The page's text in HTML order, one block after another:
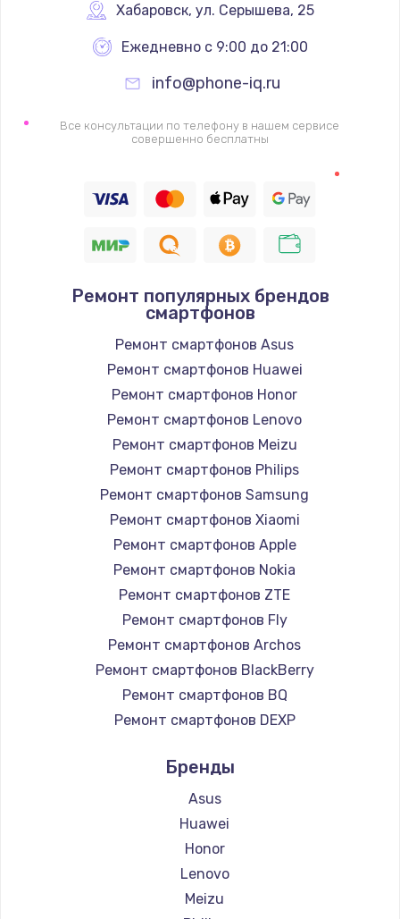
900 руб.
Заказать
Не работает
1400 руб.
Восстановление цепи питания, пайка
Заказать
Программный ремонт/прошивка
Заказать
Замена Bluetooth/Wi-Fi модуля
800 руб.
Заказать
Замена картридера
890 руб.
Заказать
Замена микросхемы NFC
1100 руб.
Заказать
Замена шим-контроллера
Заказать
Настройка Wi-Fi
1030 руб.
Заказать
Хабаровск, ул. Серышева, 25
Ежедневно с 9:00 до 21:00
info@phone-iq.ru
Все консультации по телефону в нашем сервисе
совершенно бесплатны
Ремонт популярных брендов
смартфонов
Ремонт смартфонов Asus
Ремонт смартфонов Huawei
Ремонт смартфонов Honor
Ремонт смартфонов Lenovo
Ремонт смартфонов Meizu
Ремонт смартфонов Philips
Ремонт смартфонов Samsung
Ремонт смартфонов Xiaomi
Ремонт смартфонов Apple
Ремонт смартфонов Nokia
Ремонт смартфонов ZTE
Ремонт смартфонов Fly
Ремонт смартфонов Archos
Ремонт смартфонов BlackBerry
Ремонт смартфонов BQ
Ремонт смартфонов DEXP
Ремонт смартфонов Ginzzu
Ремонт смартфонов Highscreen
Ремонт смартфонов Irbis
Ремонт смартфонов Kyocera
Ремонт смартфонов LeEco
Ремонт смартфонов OnePlus
Бренды
Asus
Huawei
Honor
Lenovo
Meizu